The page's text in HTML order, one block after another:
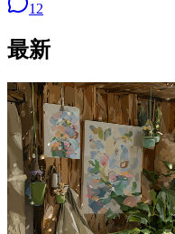
12
最新